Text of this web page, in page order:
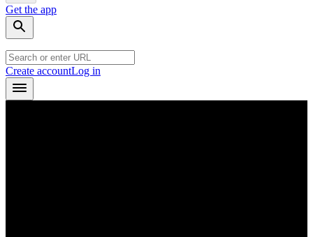
Get the app
Create accountLog in